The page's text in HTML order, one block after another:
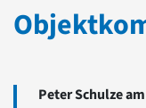
Peter Schulze